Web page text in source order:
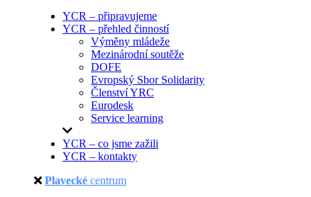
YCR – připravujeme
YCR – přehled činností
Výměny mládeže
Mezinárodní soutěže
DOFE
Evropský Sbor Solidarity
Členství YRC
Eurodesk
Service learning
YCR – co jsme zažili
YCR – kontakty
Plavecké centrum